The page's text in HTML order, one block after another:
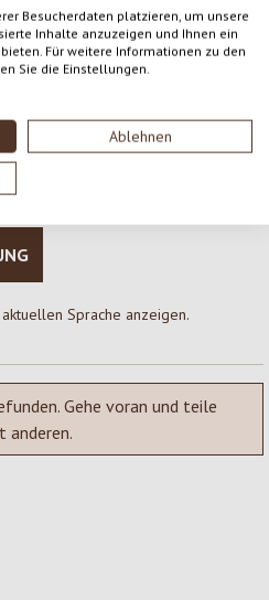
Besucherdaten platzieren, um unsere
Inhalte anzuzeigen und Ihnen ein
Für weitere Informationen zu den
Sie die Einstellungen.
Ablehnen
von 0 von 5 Sternen
Produkt mit anderen Kunden.
Sprache anzeigen.
Gehe voran und teile
anderen.